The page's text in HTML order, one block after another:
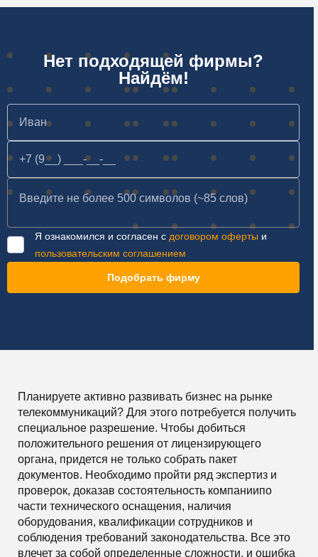
Нет подходящей фирмы?
Найдём!
Я ознакомился и согласен с договором оферты и
пользовательским соглашением
Подобрать фирму
Планируете активно развивать бизнес на рынке
телекоммуникаций? Для этого потребуется получить
специальное разрешение. Чтобы добиться
положительного решения от лицензирующего
органа, придется не только собрать пакет
документов. Необходимо пройти ряд экспертиз и
проверок, доказав состоятельность компаниипо
части технического оснащения, наличия
оборудования, квалификации сотрудников и
соблюдения требований законодательства. Все это
влечет за собой определенные сложности, и ошибка